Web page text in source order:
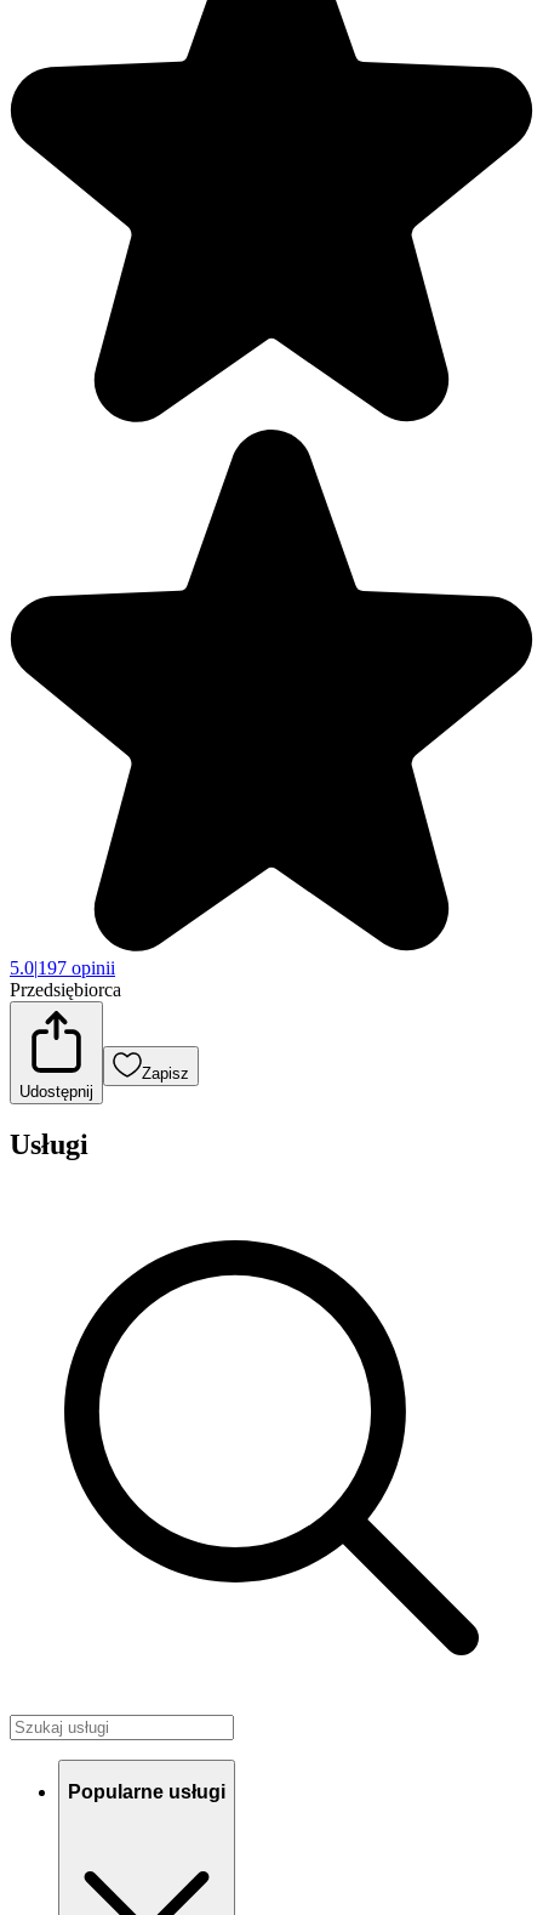
5.0|197 opinii
Przedsiębiorca
Udostępnij
Zapisz
Usługi
Popularne usługi